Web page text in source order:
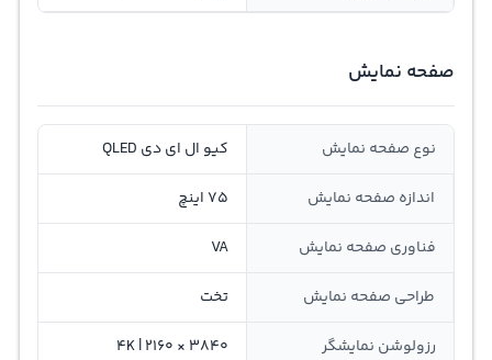
صفحه نمایش
نوع صفحه نمایش کیو ال ای دی QLED
اندازه صفحه نمایش 75 اینچ
فناوری صفحه نمایش VA
طراحی صفحه نمایش تخت
رزولوشن نمایشگر 3840 × 2160 | 4K